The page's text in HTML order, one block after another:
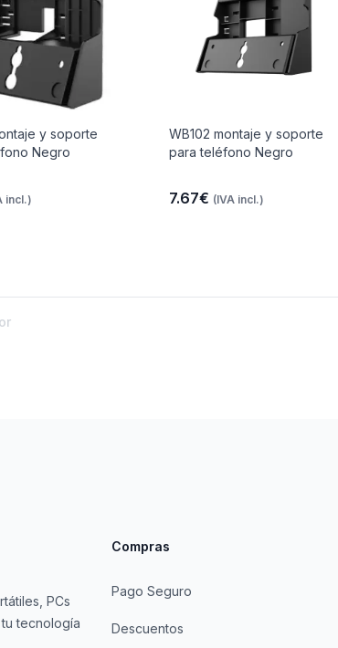
y soporte
Negro
incl.)
WB102 montaje y soporte
para teléfono Negro
7.67€ (IVA incl.)
PCs
tecnología
Compras
Pago Seguro
Descuentos